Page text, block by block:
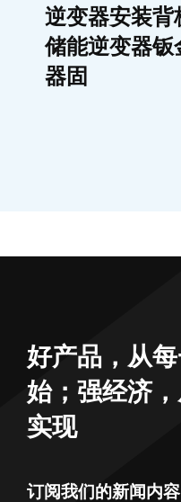
逆变器安装
储能逆变器
器固
好产品，从
始；强经济
实现
订阅我们的新闻内容